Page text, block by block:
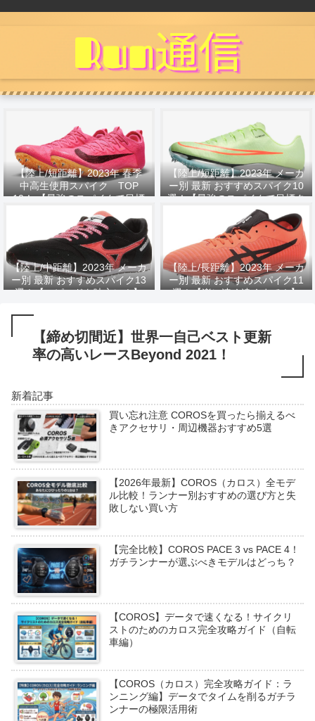
【陸上/短距離】2023年 春季
中高生使用スパイク TOP
10！ 【最強のスパイクで目標
タイムへ！】
【陸上/短距離】2023年 メーカ
ー別 最新 おすすめスパイク10
選！【最強のスパイクで目標タ
イムへ！】
【陸上/中距離】2023年 メーカ
ー別 最新 おすすめスパイク13
選！【スピードを味方に！】
【陸上/長距離】2023年 メーカ
ー別 最新 おすすめスパイク11
選！【楽に速く遠くまで！】
【締め切間近】世界一自己ベスト更新
率の高いレースBeyond 2021！
新着記事
買い忘れ注意 COROSを買ったら揃えるべ
きアクセサリ・周辺機器おすすめ5選
【2026年最新】COROS（カロス）全モデ
ル比較！ランナー別おすすめの選び方と失
敗しない買い方
【完全比較】COROS PACE 3 vs PACE 4！
ガチランナーが選ぶべきモデルはどっち？
【COROS】データで速くなる！サイクリ
ストのためのカロス完全攻略ガイド（自転
車編）
【COROS（カロス）完全攻略ガイド：ラ
ンニング編】データでタイムを削るガチラ
ンナーの極限活用術